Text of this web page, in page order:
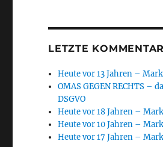
LETZTE
Heute vor 13 Jahren –
OMAS GEGEN RECHTS
DSGVO
Heute vor 18 Jahren –
Heute vor 10 Jahren –
Heute vor 17 Jahren –